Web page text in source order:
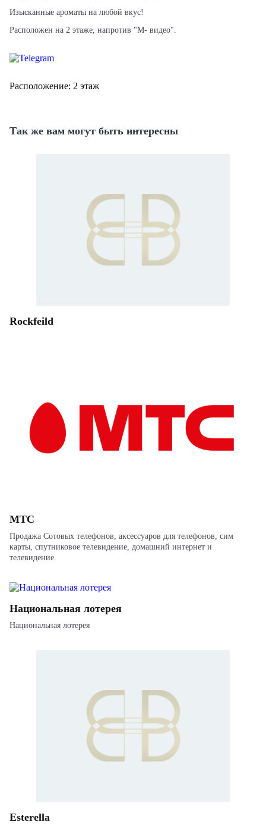
Изысканные ароматы на любой вкус!
Расположен на 2 этаже, напротив "М- видео".
Расположение: 2 этаж
Так же вам могут быть интересны
Rockfeild
МТС
Продажа Сотовых телефонов, аксессуаров для телефонов, сим
карты, спутниковое телевидение, домашний интернет и
телевидение.
Национальная лотерея
Национальная лотерея
Esterella